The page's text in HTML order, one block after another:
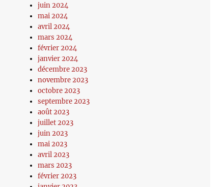
juin 2024
mai 2024
avril 2024
mars 2024
février 2024
janvier 2024
décembre 2023
novembre 2023
octobre 2023
septembre 2023
août 2023
juillet 2023
juin 2023
mai 2023
avril 2023
mars 2023
février 2023